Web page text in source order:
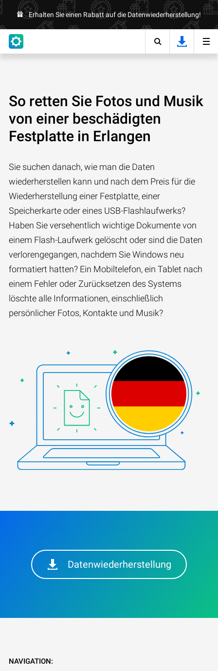
Erhalten Sie einen Rabatt auf die Datenwiederherstellung!
So retten Sie Fotos und Musik
von einer beschädigten
Festplatte in Erlangen
Sie suchen danach, wie man die Daten
wiederherstellen kann und nach dem Preis für die
Wiederherstellung einer Festplatte, einer
Speicherkarte oder eines USB-Flashlaufwerks?
Haben Sie versehentlich wichtige Dokumente von
einem Flash-Laufwerk gelöscht oder sind die Daten
verlorengegangen, nachdem Sie Windows neu
formatiert hatten? Ein Mobiltelefon, ein Tablet nach
einem Fehler oder Zurücksetzen des Systems
löschte alle Informationen, einschließlich
persönlicher Fotos, Kontakte und Musik?
Datenwiederherstellung
NAVIGATION: